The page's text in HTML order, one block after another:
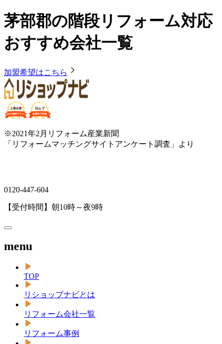
茅部郡の階段リフォーム対応
おすすめ会社一覧
加盟希望はこちら
※2021年2月リフォーム産業新聞
「リフォームマッチングサイトアンケート調査」より
0120-447-604
【受付時間】朝10時～夜9時
menu
TOP
リショップナビとは
リフォーム会社一覧
リフォーム事例